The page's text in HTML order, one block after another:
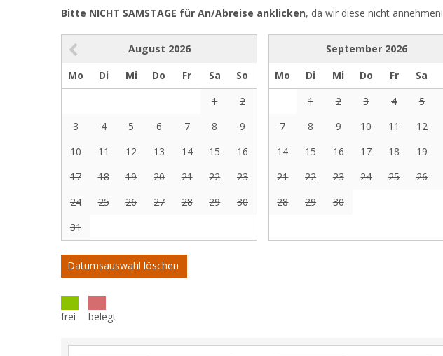
Bitte NICHT SAMSTAGE für An/Abreise anklicken, da wir diese nicht annehmen!
August 2026
Mo
Di Mi Do Fr Sa
So
1
2
3
4 5 6 7 8
9
10
11 12 13 14 15
16
17
18 19 20 21 22
23
24
25 26 27 28 29
30
31
September 2026
Mo
Di Mi Do Fr Sa
1
2 3 4 5
7
8 9 10 11 12
14
15 16 17 18 19
21
22 23 24 25 26
28
29 30
Datumsauswahl löschen
frei belegt